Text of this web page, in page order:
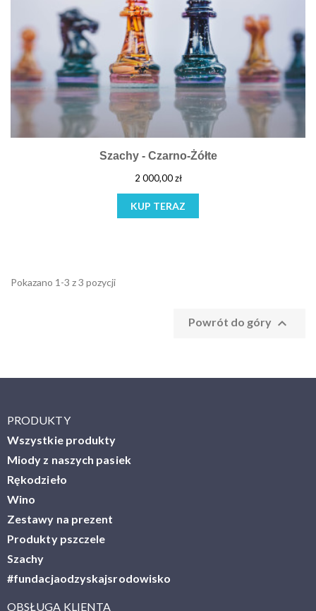
Szachy - Czarno-Żółte
2 000,00 zł
KUP TERAZ
Pokazano 1-3 z 3 pozycji
Powrót do góry 
PRODUKTY
Wszystkie produkty
Miody z naszych pasiek
Rękodzieło
Wino
Zestawy na prezent
Produkty pszczele
Szachy
#fundacjaodzyskajsrodowisko
OBSŁUGA KLIENTA